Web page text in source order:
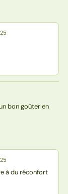
bon goûter en
à du réconfort